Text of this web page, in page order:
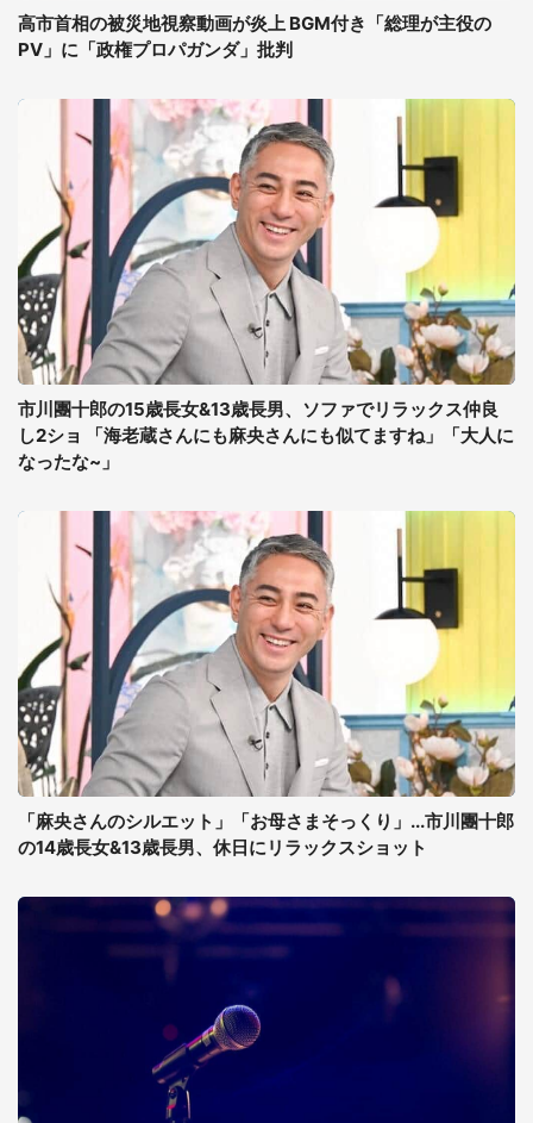
高市首相の被災地視察動画が炎上 BGM付き「総理が主役の
PV」に「政権プロパガンダ」批判
市川團十郎の15歳長女&13歳長男、ソファでリラックス仲良
し2ショ 「海老蔵さんにも麻央さんにも似てますね」「大人に
なったな~」
「麻央さんのシルエット」「お母さまそっくり」...市川團十郎
の14歳長女&13歳長男、休日にリラックスショット